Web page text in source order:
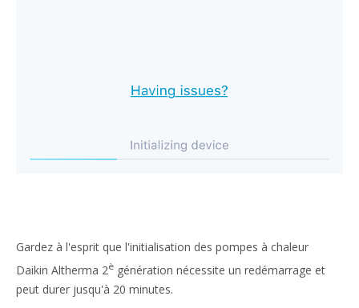
Gardez à l'esprit que l'initialisation des pompes à chaleur
Daikin Altherma 2è génération nécessite un redémarrage et
peut durer jusqu'à 20 minutes.